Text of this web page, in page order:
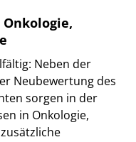
Neben der
Neubewertung des
sorgen in der
in Onkologie,